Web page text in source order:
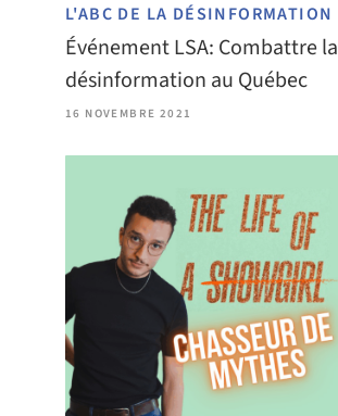
L'ABC DE LA DÉSINFORMATION
Événement LSA: Combattre la
désinformation au Québec
16 NOVEMBRE 2021